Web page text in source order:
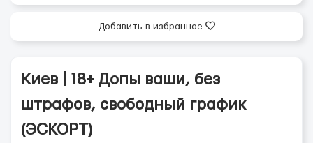
Добавить в избранное
Киев | 18+ Допы ваши, без
штрафов, свободный график
(ЭСКОРТ)